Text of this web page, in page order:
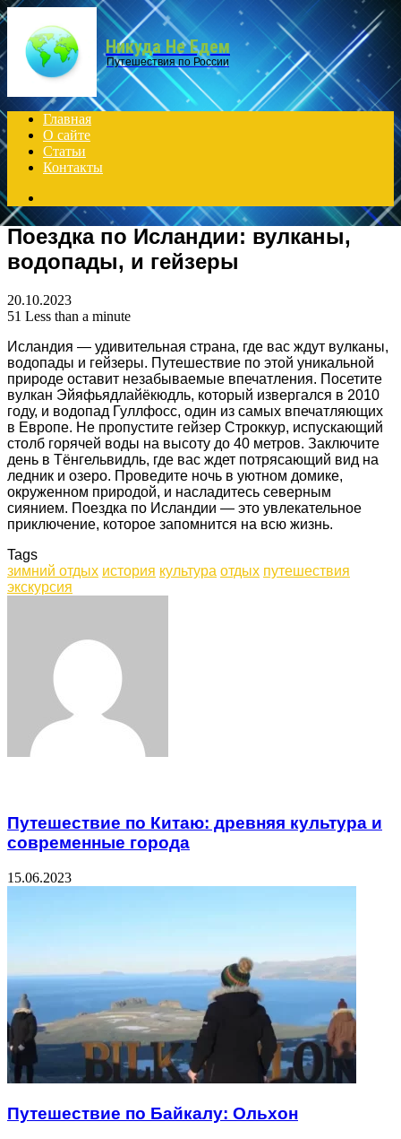
Menu
Никуда Не Едем
Путешествия по России
Главная
О сайте
Статьи
Контакты
Поездка по Исландии: вулканы,
водопады, и гейзеры
20.10.2023
51 Less than a minute
Исландия — удивительная страна, где вас ждут вулканы,
водопады и гейзеры. Путешествие по этой уникальной
природе оставит незабываемые впечатления. Посетите
вулкан Эйяфьядлайёкюдль, который извергался в 2010
году, и водопад Гуллфосс, один из самых впечатляющих
в Европе. Не пропустите гейзер Строккур, испускающий
столб горячей воды на высоту до 40 метров. Заключите
день в Тёнгельвидль, где вас ждет потрясающий вид на
ледник и озеро. Проведите ночь в уютном домике,
окруженном природой, и насладитесь северным
сиянием. Поездка по Исландии — это увлекательное
приключение, которое запомнится на всю жизнь.
Tags
зимний отдых история культура отдых путешествия
экскурсия
Путешествие по Китаю: древняя культура и
современные города
15.06.2023
Путешествие по Байкалу: Ольхон